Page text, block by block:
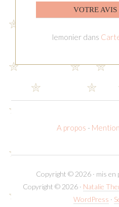
VOTRE AVIS
lemonier dans
A propos -
Copyright © 2026 · mis en
Copyright © 2026 · Natalie
WordPress ·